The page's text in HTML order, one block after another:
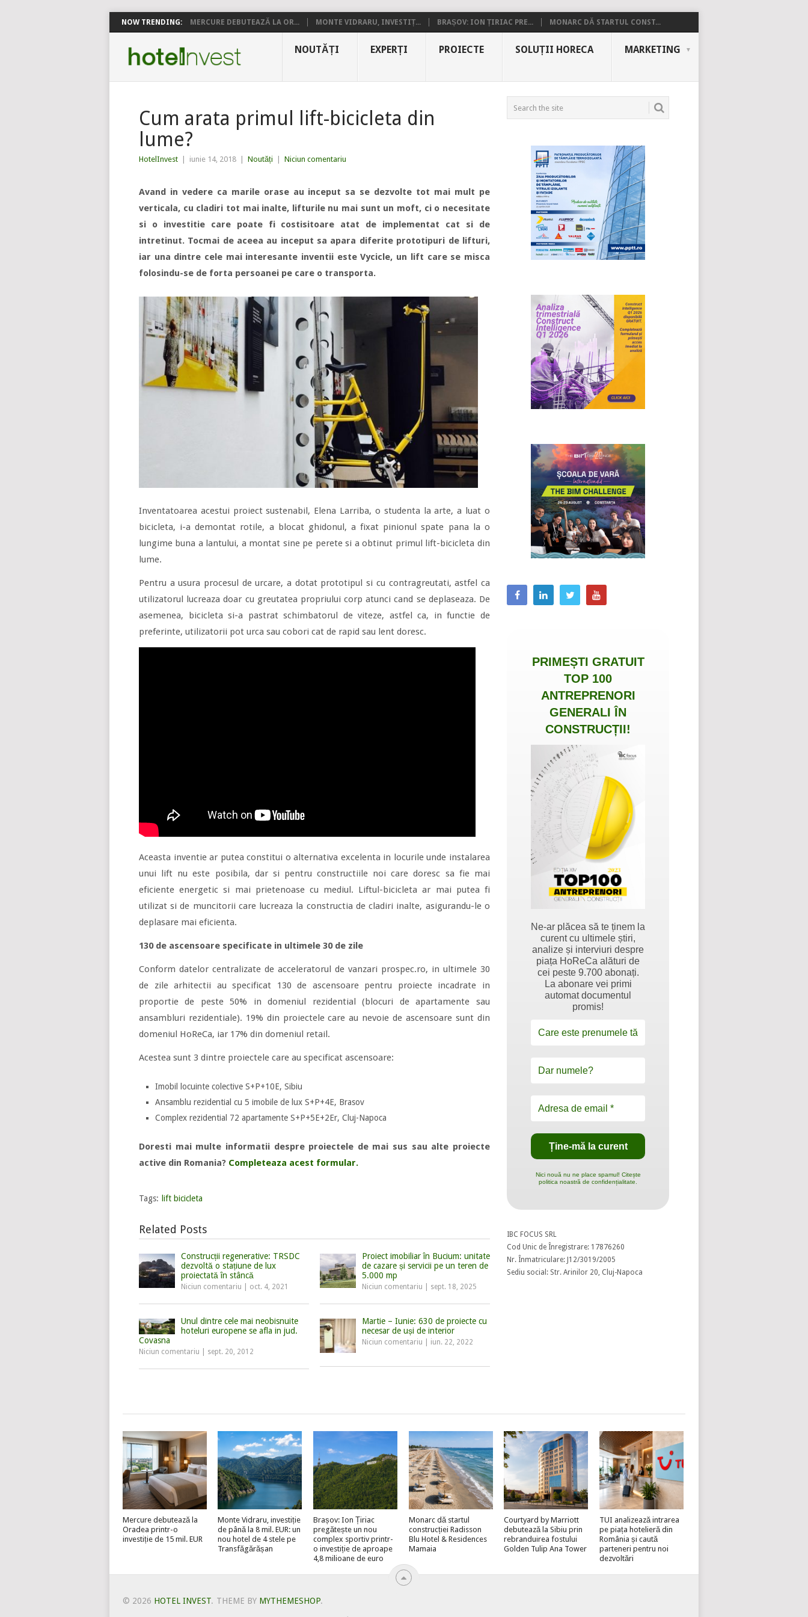
NOW TRENDING: MERCURE DEBUTEAZĂ LA OR... MONTE VIDRARU, INVESTIȚ... BRAȘOV: ION ȚIRIAC PRE... MONARC DĂ STARTUL CONST...
NOUTĂȚI EXPERȚI PROIECTE SOLUȚII HORECA MARKETING
Cum arata primul lift-bicicleta din
lume?
HotelInvest iunie 14, 2018 Noutăți Niciun comentariu
Avand in vedere ca marile orase au inceput sa se dezvolte tot mai mult pe
verticala, cu cladiri tot mai inalte, lifturile nu mai sunt un moft, ci o necesitate
si o investitie care poate fi costisitoare atat de implementat cat si de
intretinut. Tocmai de aceea au inceput sa apara diferite prototipuri de lifturi,
iar una dintre cele mai interesante inventii este Vycicle, un lift care se misca
folosindu-se de forta persoanei pe care o transporta.
Inventatoarea acestui proiect sustenabil, Elena Larriba, o studenta la arte, a luat o
bicicleta, i-a demontat rotile, a blocat ghidonul, a fixat pinionul spate pana la o
lungime buna a lantului, a montat sine pe perete si a obtinut primul lift-bicicleta din
lume.
Pentru a usura procesul de urcare, a dotat prototipul si cu contragreutati, astfel ca
utilizatorul lucreaza doar cu greutatea propriului corp atunci cand se deplaseaza. De
asemenea, bicicleta si-a pastrat schimbatorul de viteze, astfel ca, in functie de
preferinte, utilizatorii pot urca sau cobori cat de rapid sau lent doresc.
Aceasta inventie ar putea constitui o alternativa excelenta in locurile unde instalarea
unui lift nu este posibila, dar si pentru constructiile noi care doresc sa fie mai
eficiente energetic si mai prietenoase cu mediul. Liftul-bicicleta ar mai putea fi
utilizat si de muncitorii care lucreaza la constructia de cladiri inalte, asigurandu-le o
deplasare mai eficienta.
130 de ascensoare specificate in ultimele 30 de zile
Conform datelor centralizate de acceleratorul de vanzari prospec.ro, in ultimele 30
de zile arhitectii au specificat 130 de ascensoare pentru proiecte incadrate in
proportie de peste 50% in domeniul rezidential (blocuri de apartamente sau
ansambluri rezidentiale). 19% din proiectele care au nevoie de ascensoare sunt din
domeniul HoReCa, iar 17% din domeniul retail.
Acestea sunt 3 dintre proiectele care au specificat ascensoare:
Imobil locuinte colective S+P+10E, Sibiu
Ansamblu rezidential cu 5 imobile de lux S+P+4E, Brasov
Complex rezidential 72 apartamente S+P+5E+2Er, Cluj-Napoca
Doresti mai multe informatii despre proiectele de mai sus sau alte proiecte
active din Romania? Completeaza acest formular.
Tags: lift bicicleta
Related Posts
Construcții regenerative: TRSDC
dezvoltă o stațiune de lux
proiectată în stâncă
Niciun comentariu oct. 4, 2021
Proiect imobiliar în Bucium: unitate
de cazare și servicii pe un teren de
5.000 mp
Niciun comentariu sept. 18, 2025
Unul dintre cele mai neobisnuite
hoteluri europene se afla in jud.
Covasna
Niciun comentariu sept. 20, 2012
Martie – Iunie: 630 de proiecte cu
necesar de uși de interior
Niciun comentariu iun. 22, 2022
PRIMEȘTI GRATUIT
TOP 100
ANTREPRENORI
GENERALI ÎN
CONSTRUCȚII!
Ne-ar plăcea să te ținem la
curent cu ultimele știri,
analize și interviuri despre
piața HoReCa alături de
cei peste 9.700 abonați.
La abonare vei primi
automat documentul
promis!
Nici nouă nu ne place spamul! Citește
politica noastră de confidențialitate.
IBC FOCUS SRL
Cod Unic de Înregistrare: 17876260
Nr. Înmatriculare: J12/3019/2005
Sediu social: Str. Arinilor 20, Cluj-Napoca
Mercure debutează la
Oradea printr-o
investiție de 15 mil. EUR
Monte Vidraru, investiție
de până la 8 mil. EUR: un
nou hotel de 4 stele pe
Transfăgărășan
Brașov: Ion Țiriac
pregătește un nou
complex sportiv printr-
o investiție de aproape
4,8 milioane de euro
Monarc dă startul
construcției Radisson
Blu Hotel & Residences
Mamaia
Courtyard by Marriott
debutează la Sibiu prin
rebranduirea fostului
Golden Tulip Ana Tower
TUI analizează intrarea
pe piața hotelieră din
România și caută
parteneri pentru noi
dezvoltări
© 2026 HOTEL INVEST. THEME BY MYTHEMESHOP.